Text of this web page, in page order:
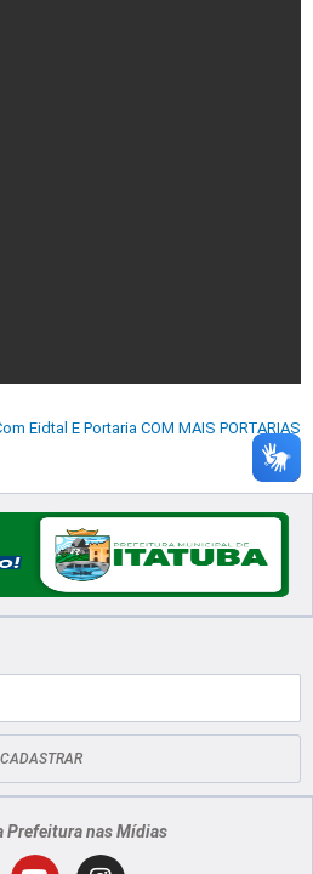
Eidtal E Portaria COM MAIS PORTARIAS
CADASTRAR
Prefeitura nas Mídias